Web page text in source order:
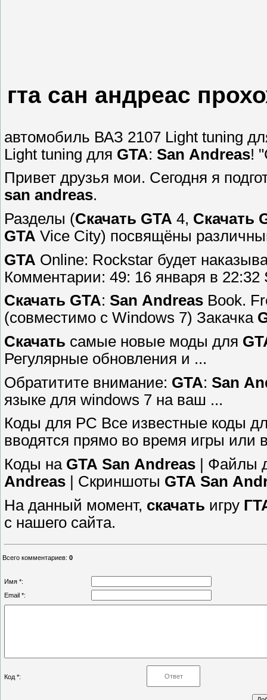
гта сан андреас
автомобиль ВАЗ 2107 Light tuning
Light tuning для GTA: San Andreas!
Привет друзья мои. Сегодня я
san andreas.
Разделы (Скачать GTA 4, Скачать
GTA Vice City) посвящёны
GTA Online: Rockstar будет
Комментарии: 49: 16 января в 22:32
Скачать GTA: San Andreas Book.
(совместимо с Windows 7) Закачка
Скачать самые новые моды для
Регулярные обновления и ...
Обратитите внимание: GTA: San
языке для windows 7 на ваш ...
Коды для PC Все известные коды
вводятся прямо во время игры или
Коды на GTA San Andreas | Файлы
Andreas | Скриншоты GTA San
На данный момент, скачать игру
с нашего сайта.
Всего комментариев: 0
Имя *:
Email *:
Код *: